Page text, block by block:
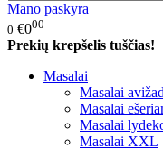
Mano paskyra
0 €000
Prekių krepšelis tuščias!
Masalai
Masalai
Masalai
Masalai
Masalai XXL